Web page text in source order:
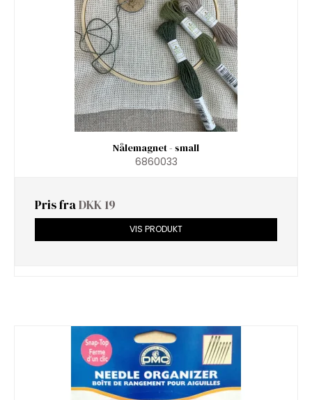
Nålemagnet - small
6860033
Pris fraDKK 19
VIS PRODUKT